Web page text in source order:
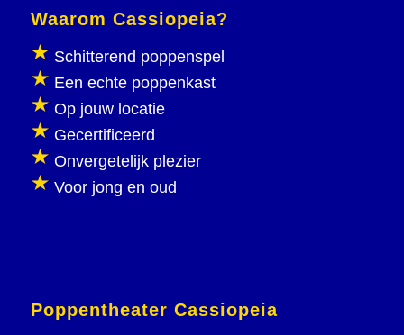
Waarom Cassiopeia?
Schitterend poppenspel
Een echte poppenkast
Op jouw locatie
Gecertificeerd
Onvergetelijk plezier
Voor jong en oud
Poppentheater Cassiopeia